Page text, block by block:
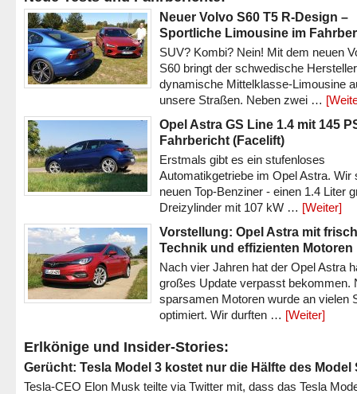
Neuer Volvo S60 T5 R-Design –
Sportliche Limousine im
SUV? Kombi? Nein! Mit dem neuen
S60 bringt der schwedische
dynamische Mittelklasse-Limousine
unsere Straßen. Neben zwei …
Opel Astra GS Line 1.4 mit 145
Fahrbericht (Facelift)
Erstmals gibt es ein stufenloses
Automatikgetriebe im Opel Astra. Wir
neuen Top-Benziner - einen 1.4 Liter
Dreizylinder mit 107 kW … [Weiter]
Vorstellung: Opel Astra mit
Technik und effizienten Motoren
Nach vier Jahren hat der Opel Astra
großes Update verpasst bekommen.
sparsamen Motoren wurde an vielen
optimiert. Wir durften … [Weiter]
Erlkönige und Insider-Stories:
Gerücht: Tesla Model 3 kostet nur die Hälfte des Model
Tesla-CEO Elon Musk teilte via Twitter mit, dass das Tesla